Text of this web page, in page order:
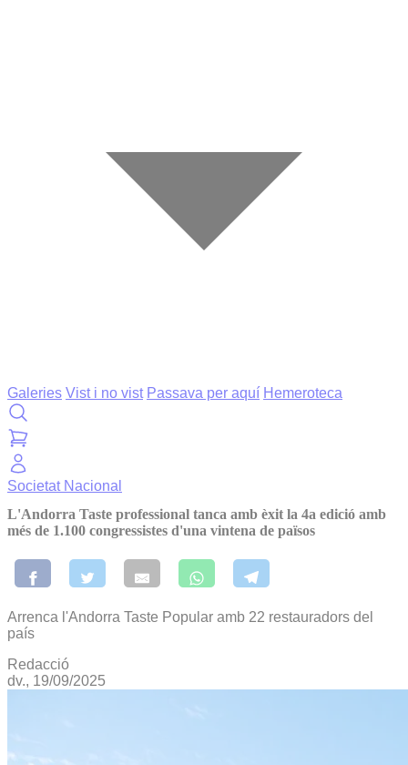
Galeries Vist i no vist Passava per aquí Hemeroteca
Societat Nacional
L'Andorra Taste professional tanca amb èxit la 4a edició amb
més de 1.100 congressistes d'una vintena de països
Arrenca l'Andorra Taste Popular amb 22 restauradors del
país
Redacció
dv., 19/09/2025